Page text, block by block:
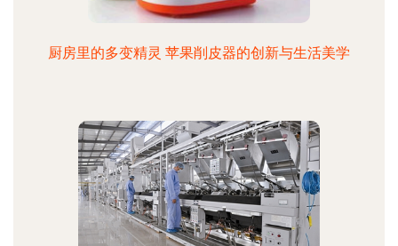
厨房里的多变精灵 苹果削皮器的创新与生活美学